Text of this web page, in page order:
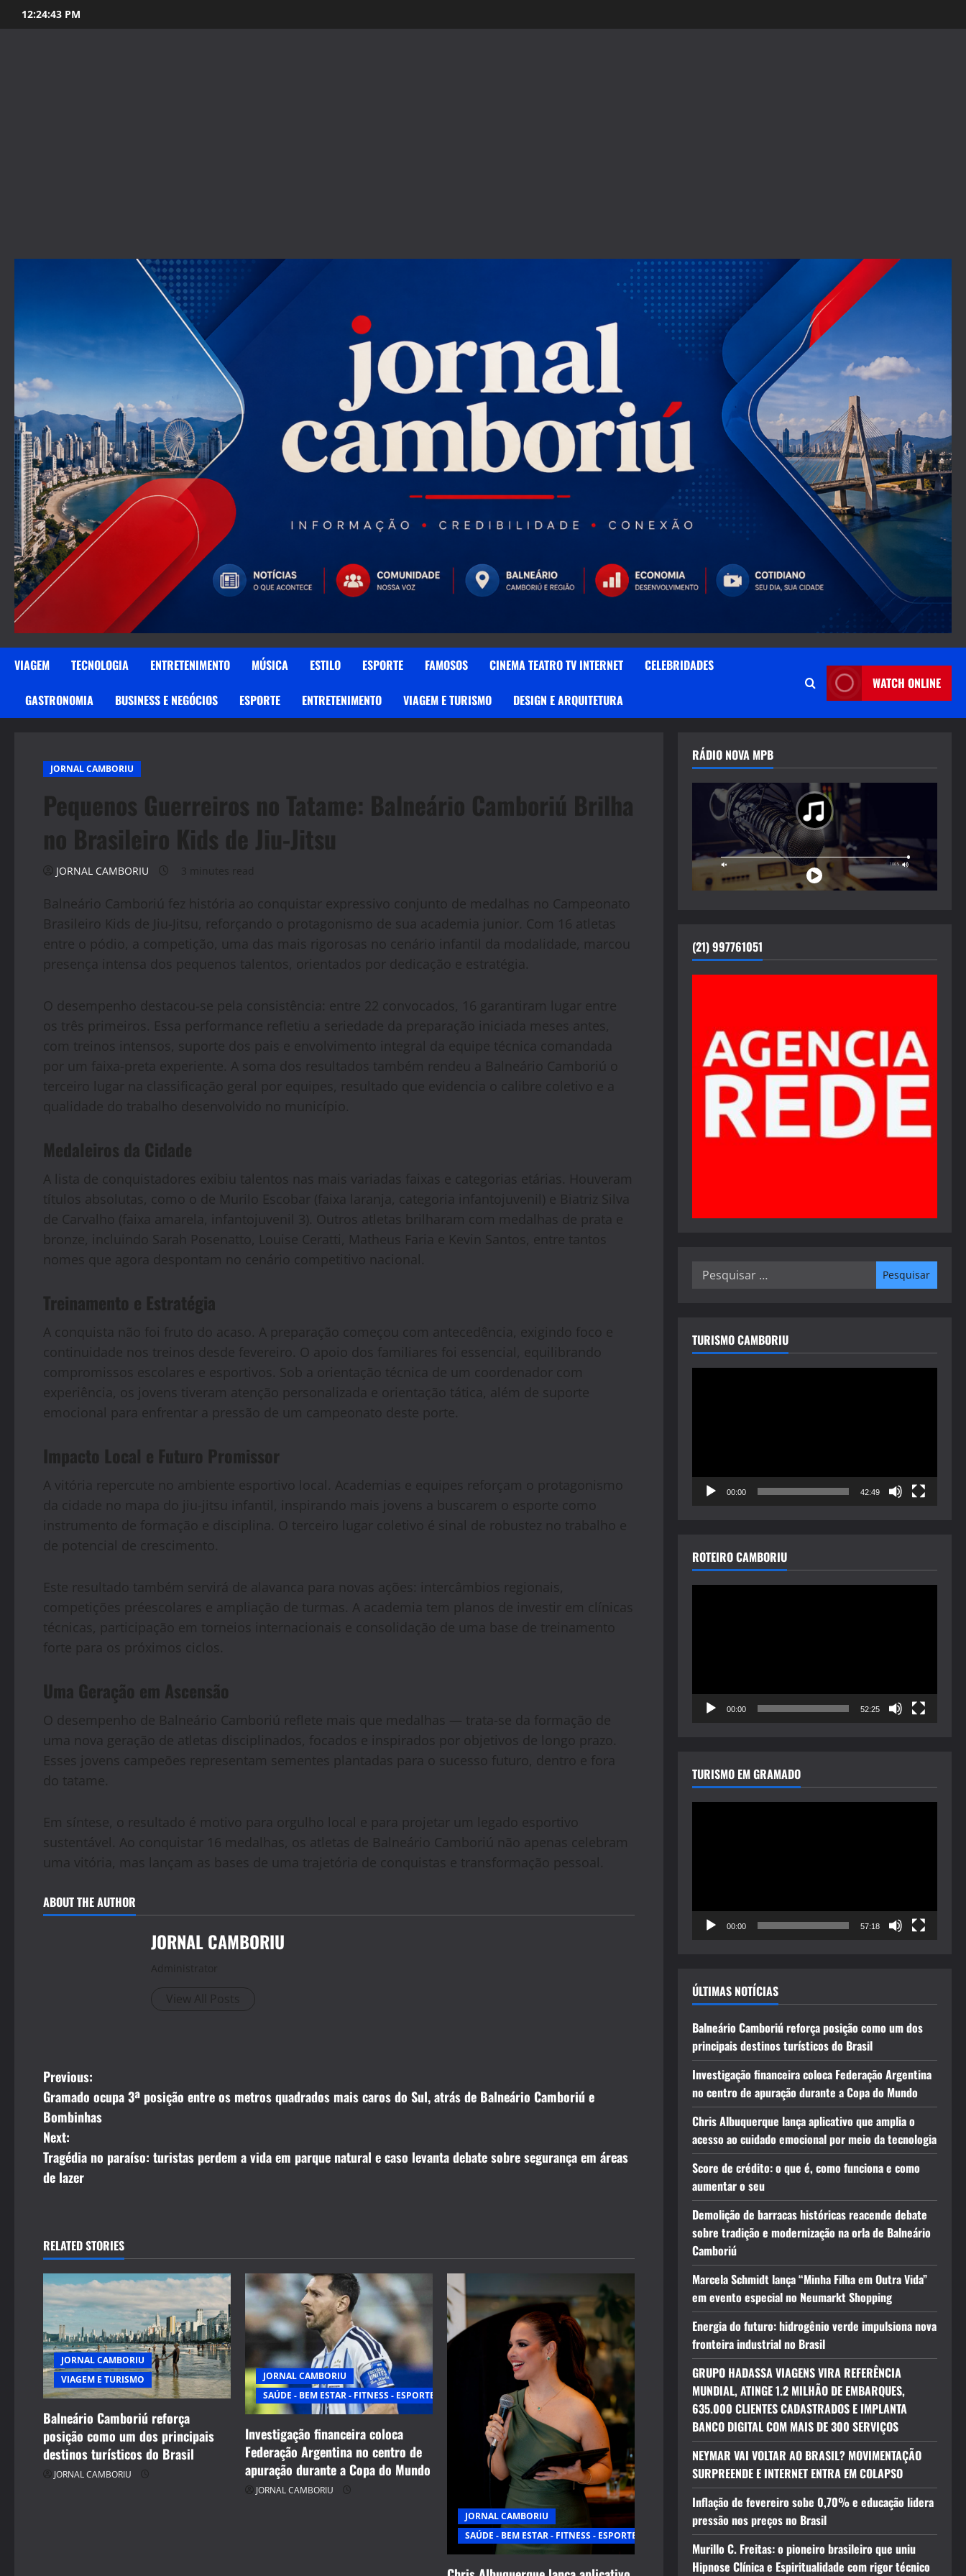
to
12:24:44 PM
VIAGEM TECNOLOGIA ENTRETENIMENTO MÚSICA ESTILO ESPORTE FAMOSOS CINEMA TEATRO TV INTERNET CELEBRIDADES
GASTRONOMIA BUSINESS E NEGÓCIOS ESPORTE ENTRETENIMENTO VIAGEM E TURISMO DESIGN E ARQUITETURA
WATCH ONLINE
JORNAL CAMBORIU
Pequenos Guerreiros no Tatame: Balneário Camboriú Brilha
no Brasileiro Kids de Jiu-Jitsu
JORNAL CAMBORIU 3 minutes read
Balneário Camboriú fez história ao conquistar expressivo conjunto de medalhas no Campeonato
Brasileiro Kids de Jiu-Jitsu, reforçando o protagonismo de sua academia junior. Com 16 atletas
entre o pódio, a competição, uma das mais rigorosas no cenário infantil da modalidade, marcou
presença intensa dos pequenos talentos, orientados por dedicação e estratégia.
O desempenho destacou-se pela consistência: entre 22 convocados, 16 garantiram lugar entre
os três primeiros. Essa performance refletiu a seriedade da preparação iniciada meses antes,
com treinos intensos, suporte dos pais e envolvimento integral da equipe técnica comandada
por um faixa-preta experiente. A soma dos resultados também rendeu a Balneário Camboriú o
terceiro lugar na classificação geral por equipes, resultado que evidencia o calibre coletivo e a
qualidade do trabalho desenvolvido no município.
Medaleiros da Cidade
A lista de conquistadores exibiu talentos nas mais variadas faixas e categorias etárias. Houveram
títulos absolutas, como o de Murilo Escobar (faixa laranja, categoria infantojuvenil) e Biatriz Silva
de Carvalho (faixa amarela, infantojuvenil 3). Outros atletas brilharam com medalhas de prata e
bronze, incluindo Sarah Posenatto, Louise Ceratti, Matheus Faria e Kevin Santos, entre tantos
nomes que agora despontam no cenário competitivo nacional.
Treinamento e Estratégia
A conquista não foi fruto do acaso. A preparação começou com antecedência, exigindo foco e
continuidade nos treinos desde fevereiro. O apoio dos familiares foi essencial, equilibrando
compromissos escolares e esportivos. Sob a orientação técnica de um coordenador com
experiência, os jovens tiveram atenção personalizada e orientação tática, além de suporte
emocional para enfrentar a pressão de um campeonato deste porte.
Impacto Local e Futuro Promissor
A vitória repercute no ambiente esportivo local. Academias e equipes reforçam o protagonismo
da cidade no mapa do jiu-jitsu infantil, inspirando mais jovens a buscarem o esporte como
instrumento de formação e disciplina. O terceiro lugar coletivo é sinal de robustez no trabalho e
de potencial de crescimento.
Este resultado também servirá de alavanca para novas ações: intercâmbios regionais,
competições préescolares e ampliação de turmas. A academia tem planos de investir em clínicas
técnicas, participação em torneios internacionais e consolidação de uma base de treinamento
forte para os próximos ciclos.
Uma Geração em Ascensão
O desempenho de Balneário Camboriú reflete mais que medalhas — trata-se da formação de
uma nova geração de atletas disciplinados, focados e inspirados por objetivos de longo prazo.
Esses jovens campeões representam sementes plantadas para o sucesso futuro, dentro e fora
do tatame.
Em síntese, o resultado é motivo para orgulho local e para projetar um legado esportivo
sustentável. Ao conquistar 16 medalhas, os atletas de Balneário Camboriú não apenas celebram
uma vitória, mas lançam as bases de uma trajetória de conquistas e transformação pessoal.
ABOUT THE AUTHOR
JORNAL CAMBORIU
Administrator
View All Posts
P
o
s
t
v
i
g
a
t
i
o
n
Previous:
Gramado ocupa 3ª posição entre os metros quadrados mais caros do Sul, atrás de Balneário Camboriú e
Bombinhas
Next:
Tragédia no paraíso: turistas perdem a vida em parque natural e caso levanta debate sobre segurança em áreas
de lazer
RELATED STORIES
JORNAL CAMBORIU
VIAGEM E TURISMO
Balneário Camboriú reforça
posição como um dos principais
destinos turísticos do Brasil
JORNAL CAMBORIU
JORNAL CAMBORIU
SAÚDE - BEM ESTAR - FITNESS - ESPORTE
Investigação financeira coloca
Federação Argentina no centro de
apuração durante a Copa do Mundo
JORNAL CAMBORIU
JORNAL CAMBORIU
SAÚDE - BEM ESTAR - FITNESS - ESPORTE
RÁDIO NOVA MPB
(21) 997761051
Pesquisar
TURISMO CAMBORIU
00:00 42:49
ROTEIRO CAMBORIU
00:00 52:25
TURISMO EM GRAMADO
00:00 57:18
ÚLTIMAS NOTÍCIAS
Balneário Camboriú reforça posição como um dos
principais destinos turísticos do Brasil
Investigação financeira coloca Federação Argentina
no centro de apuração durante a Copa do Mundo
Chris Albuquerque lança aplicativo que amplia o
acesso ao cuidado emocional por meio da tecnologia
Score de crédito: o que é, como funciona e como
aumentar o seu
Demolição de barracas históricas reacende debate
sobre tradição e modernização na orla de Balneário
Camboriú
Marcela Schmidt lança “Minha Filha em Outra Vida”
em evento especial no Neumarkt Shopping
Energia do futuro: hidrogênio verde impulsiona nova
fronteira industrial no Brasil
GRUPO HADASSA VIAGENS VIRA REFERÊNCIA
MUNDIAL, ATINGE 1.2 MILHÃO DE EMBARQUES,
635.000 CLIENTES CADASTRADOS E IMPLANTA
BANCO DIGITAL COM MAIS DE 300 SERVIÇOS
NEYMAR VAI VOLTAR AO BRASIL? MOVIMENTAÇÃO
SURPREENDE E INTERNET ENTRA EM COLAPSO
Inflação de fevereiro sobe 0,70% e educação lidera
pressão nos preços no Brasil
Murillo C. Freitas: o pioneiro brasileiro que uniu
Hipnose Clínica e Espiritualidade com rigor técnico